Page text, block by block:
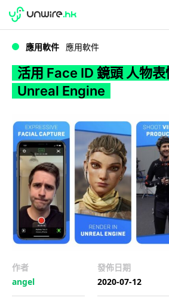
WWDC 2026
應用軟件 應用軟件
活用 Face ID 鏡頭 人物表
Unreal Engine
作者
angel
發佈日期
2020-07-12